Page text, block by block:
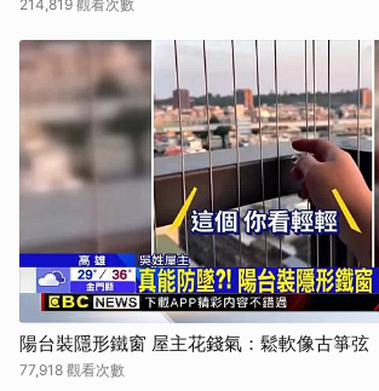
214,819 觀看次數
陽台裝隱形鐵窗 屋主花錢氣：鬆軟像古箏弦
77,918 觀看次數